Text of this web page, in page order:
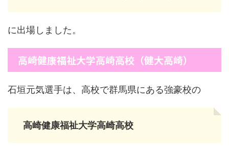
に出場しました。
高崎健康福祉大学高崎高校（健大高崎）
石垣元気選手は、高校で群馬県にある強豪校の
高崎健康福祉大学高崎高校